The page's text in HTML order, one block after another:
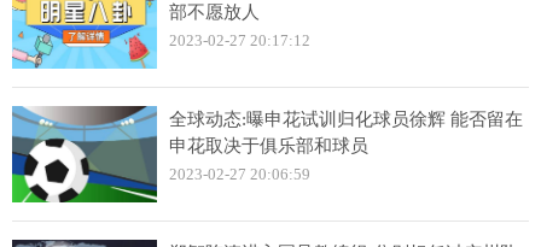
部不愿放人
2023-02-27 20:17:12
全球动态:曝申花试训归化球员徐辉 能否留在
申花取决于俱乐部和球员
2023-02-27 20:06:59